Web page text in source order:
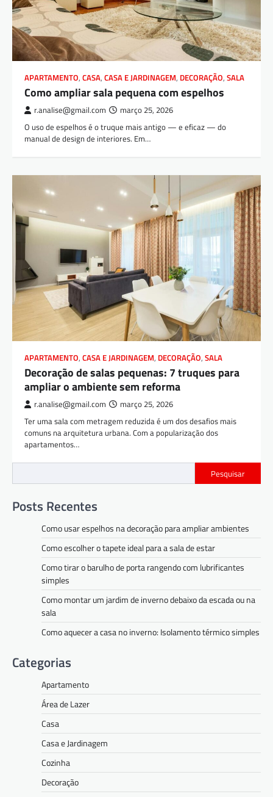
APARTAMENTO, CASA, CASA E JARDINAGEM, DECORAÇÃO, SALA
Como ampliar sala pequena com espelhos
r.analise@gmail.com março 25, 2026
O uso de espelhos é o truque mais antigo — e eficaz — do
manual de design de interiores. Em…
APARTAMENTO, CASA E JARDINAGEM, DECORAÇÃO, SALA
Decoração de salas pequenas: 7 truques para
ampliar o ambiente sem reforma
r.analise@gmail.com março 25, 2026
Ter uma sala com metragem reduzida é um dos desafios mais
comuns na arquitetura urbana. Com a popularização dos
apartamentos…
Pesquisar
Posts Recentes
Como usar espelhos na decoração para ampliar ambientes
Como escolher o tapete ideal para a sala de estar
Como tirar o barulho de porta rangendo com lubrificantes
simples
Como montar um jardim de inverno debaixo da escada ou na
sala
Como aquecer a casa no inverno: Isolamento térmico simples
Categorias
Apartamento
Área de Lazer
Casa
Casa e Jardinagem
Cozinha
Decoração